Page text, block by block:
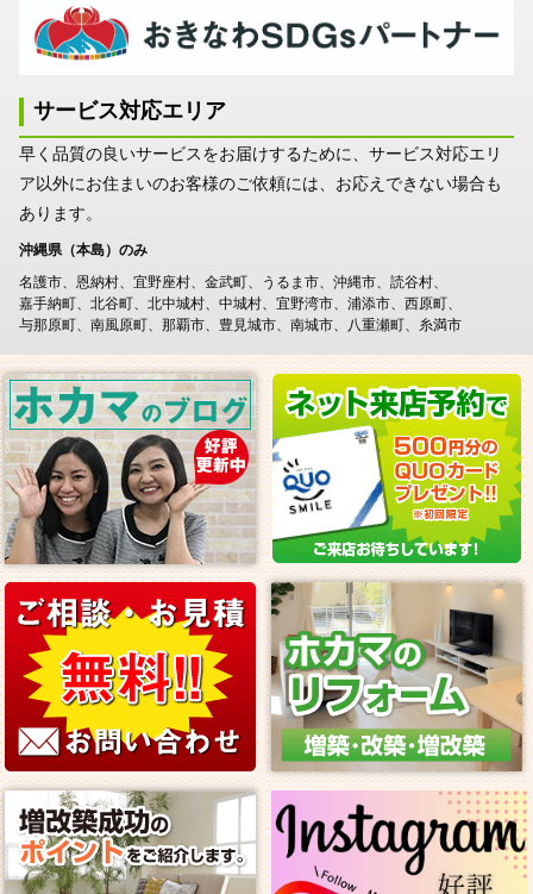
サービス対応エリア
早く品質の良いサービスをお届けするために、サービス対応エリ
ア以外にお住まいのお客様のご依頼には、お応えできない場合も
あります。
沖縄県（本島）のみ
名護市
恩納村 宜野座村 金武町 うるま市 沖縄市
読谷村
嘉手納町
北谷町 北中城村 中城村 宜野湾市 浦添市
西原町
与那原町
南風原町 那覇市 豊見城市 南城市 八重瀬町 糸満市